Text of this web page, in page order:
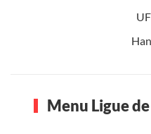
Menu Ligue